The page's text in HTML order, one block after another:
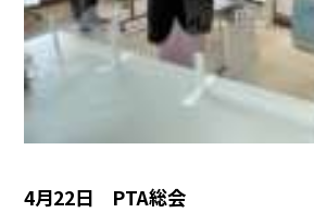
4月22日 PTA総会